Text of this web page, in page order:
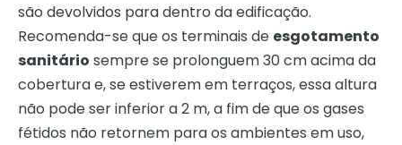
são devolvidos para dentro da edificação.
Recomenda-se que os terminais de esgotamento
sanitário sempre se prolonguem 30 cm acima da
cobertura e, se estiverem em terraços, essa altura
não pode ser inferior a 2 m, a fim de que os gases
fétidos não retornem para os ambientes em uso,